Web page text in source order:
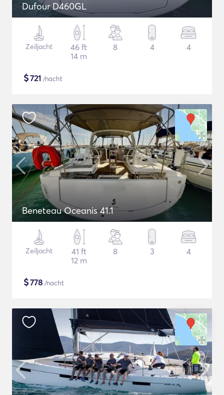
Dufour D460GL
Zeiljacht
46 ft
14 m
8 4 4
$721 /nacht
Beneteau Oceanis 41.1
Zeiljacht
41 ft
12 m
8 3 4
$778 /nacht